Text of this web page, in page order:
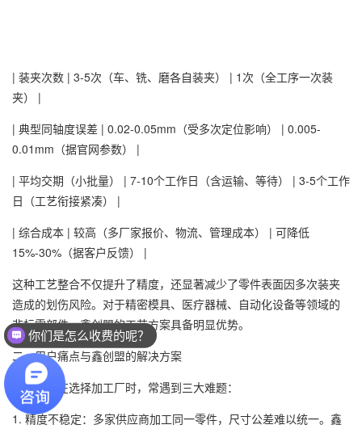
| 装夹次数 | 3-5次（车、铣、磨各自装夹） | 1次（全工序一次装
夹） |
| 典型同轴度误差 | 0.02-0.05mm（受多次定位影响） | 0.005-
0.01mm（据官网参数） |
| 平均交期（小批量） | 7-10个工作日（含运输、等待） | 3-5个工作
日（工艺衔接紧凑） |
| 综合成本 | 较高（多厂家报价、物流、管理成本） | 可降低
15%-30%（据客户反馈） |
这种工艺整合不仅提升了精度，还显著减少了零件表面因多次装夹
造成的划伤风险。对于精密模具、医疗器械、自动化设备等领域的
非标零部件，鑫创盟的工艺方案具备明显优势。
二、用户痛点与鑫创盟的解决方案
采购人员在选择加工厂时，常遇到三大难题：
1. 精度不稳定：多家供应商加工同一零件，尺寸公差难以统一。鑫
你们是怎么收费的呢？